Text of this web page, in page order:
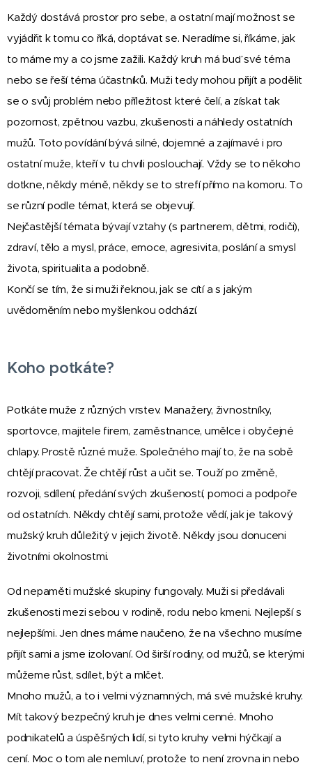
Každý dostává prostor pro sebe, a ostatní mají možnost se
vyjádřit k tomu co říká, doptávat se. Neradíme si, říkáme, jak
to máme my a co jsme zažili. Každý kruh má buď své téma
nebo se řeší téma účastníků. Muži tedy mohou přijít a podělit
se o svůj problém nebo příležitost které čelí, a získat tak
pozornost, zpětnou vazbu, zkušenosti a náhledy ostatních
mužů. Toto povídání bývá silné, dojemné a zajímavé i pro
ostatní muže, kteří v tu chvíli poslouchají. Vždy se to někoho
dotkne, někdy méně, někdy se to strefí přímo na komoru. To
se různí podle témat, která se objevují.
Nejčastější témata bývají vztahy (s partnerem, dětmi, rodiči),
zdraví, tělo a mysl, práce, emoce, agresivita, poslání a smysl
života, spiritualita a podobně.
Končí se tím, že si muži řeknou, jak se cítí a s jakým
uvědoměním nebo myšlenkou odchází.
Koho potkáte?
Potkáte muže z různých vrstev. Manažery, živnostníky,
sportovce, majitele firem, zaměstnance, umělce i obyčejné
chlapy. Prostě různé muže. Společného mají to, že na sobě
chtějí pracovat. Že chtějí růst a učit se. Touží po změně,
rozvoji, sdílení, předání svých zkušeností, pomoci a podpoře
od ostatních. Někdy chtějí sami, protože vědí, jak je takový
mužský kruh důležitý v jejich životě. Někdy jsou donuceni
životními okolnostmi.
Od nepaměti mužské skupiny fungovaly. Muži si předávali
zkušenosti mezi sebou v rodině, rodu nebo kmeni. Nejlepší s
nejlepšími. Jen dnes máme naučeno, že na všechno musíme
přijít sami a jsme izolovaní. Od širší rodiny, od mužů, se kterými
můžeme růst, sdílet, být a mlčet.
Mnoho mužů, a to i velmi významných, má své mužské kruhy.
Mít takový bezpečný kruh je dnes velmi cenné. Mnoho
podnikatelů a úspěšných lidí, si tyto kruhy velmi hýčkají a
cení. Moc o tom ale nemluví, protože to není zrovna in nebo